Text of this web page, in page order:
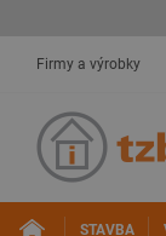
Firmy a výrobky
STAVBA